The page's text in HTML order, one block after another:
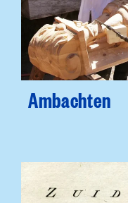
Ambachten